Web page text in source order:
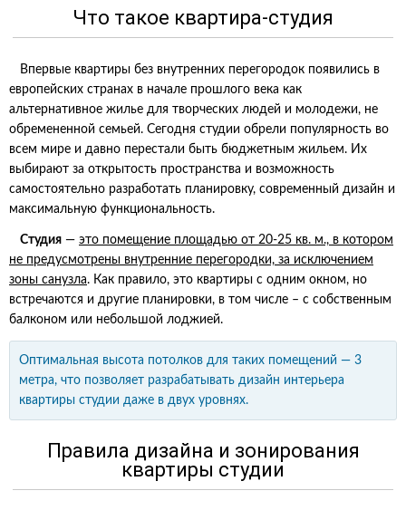
Что такое квартира-студия
Впервые квартиры без внутренних перегородок появились в
европейских странах в начале прошлого века как
альтернативное жилье для творческих людей и молодежи, не
обремененной семьей. Сегодня студии обрели популярность во
всем мире и давно перестали быть бюджетным жильем. Их
выбирают за открытость пространства и возможность
самостоятельно разработать планировку, современный дизайн и
максимальную функциональность.
Студия — это помещение площадью от 20-25 кв. м., в котором
не предусмотрены внутренние перегородки, за исключением
зоны санузла. Как правило, это квартиры с одним окном, но
встречаются и другие планировки, в том числе – с собственным
балконом или небольшой лоджией.
Оптимальная высота потолков для таких помещений — 3
метра, что позволяет разрабатывать дизайн интерьера
квартиры студии даже в двух уровнях.
Правила дизайна и зонирования
квартиры студии